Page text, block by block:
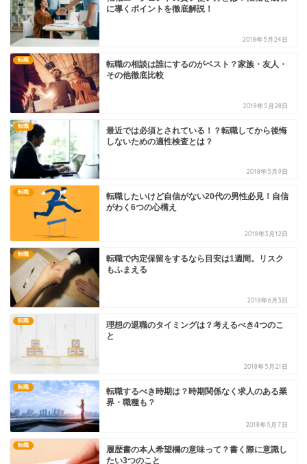
に導くポイントを徹底解説！
2018年5月24日
転職
転職の相談は誰にするのがベスト？家族・友人・
その他徹底比較
2018年5月28日
転職
最近では必須とされている！？転職してから後悔
しないための適性検査とは？
2018年5月9日
転職
転職したいけど自信がない20代の男性必見！自信
がわく6つの心構え
2018年3月12日
転職
転職で内定保留をするなら目安は1週間。リスク
もふまえる
2018年6月3日
転職
理想の退職のタイミングは？考えるべき4つのこ
と
2018年5月21日
転職
転職するべき時期は？時期関係なく求人のある業
界・職種も？
2018年5月7日
転職
履歴書の本人希望欄の意味って？書く際に意識し
たい3つのこと